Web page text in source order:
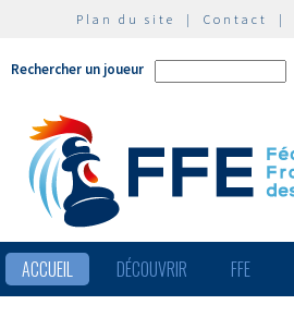
Plan du site | Contact |
Rechercher un joueur
ACCUEIL DÉCOUVRIR FFE